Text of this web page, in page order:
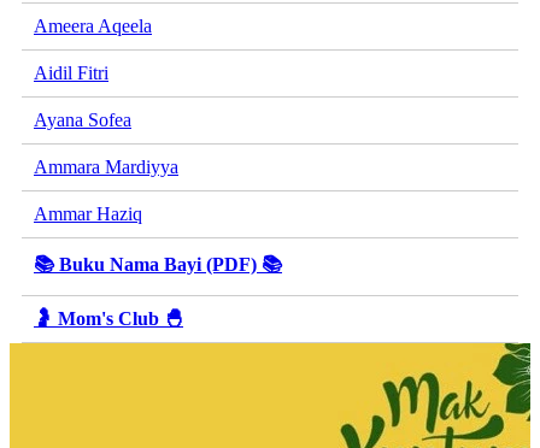
Ameera Aqeela
Aidil Fitri
Ayana Sofea
Ammara Mardiyya
Ammar Haziq
📚 Buku Nama Bayi (PDF) 📚
🤰 Mom's Club 🐣